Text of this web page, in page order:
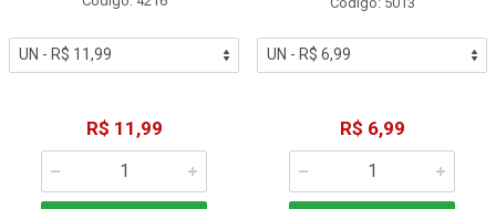
R$ 11,99 R$ 6,99